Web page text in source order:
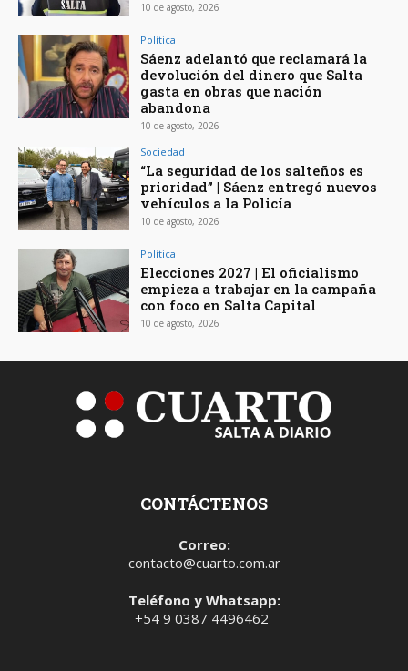
10 de agosto, 2026
Política
Sáenz adelantó que reclamará la
devolución del dinero que Salta
gasta en obras que nación
abandona
10 de agosto, 2026
Sociedad
“La seguridad de los salteños es
prioridad” | Sáenz entregó nuevos
vehículos a la Policía
10 de agosto, 2026
Política
Elecciones 2027 | El oficialismo
empieza a trabajar en la campaña
con foco en Salta Capital
10 de agosto, 2026
CONTÁCTENOS
Correo:
contacto@cuarto.com.ar
Teléfono y Whatsapp:
+54 9 0387 4496462